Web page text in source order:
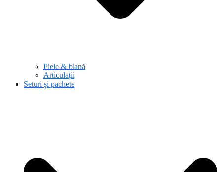
Piele & blană
Articulații
Seturi și pachete